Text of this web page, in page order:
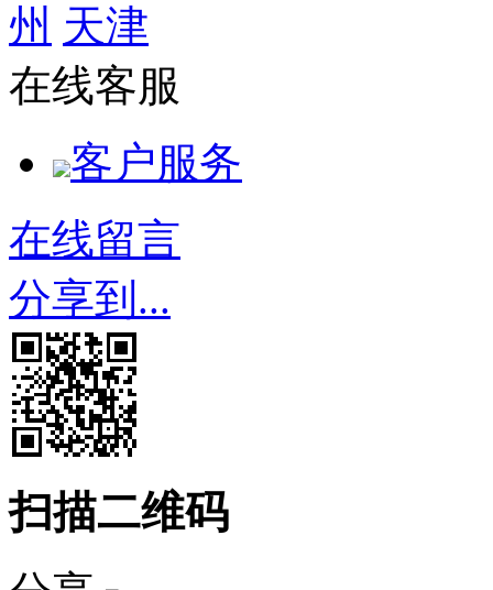
州 天津
在线客服
客户服务
在线留言
分享到...
扫描二维码